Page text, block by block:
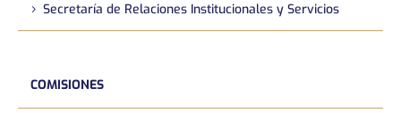
Secretaría de Relaciones Institucionales y Servicios
COMISIONES